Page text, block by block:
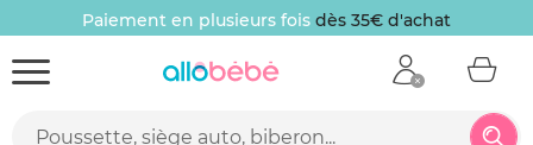
Paiement en plusieurs fois dès 35€ d'achat